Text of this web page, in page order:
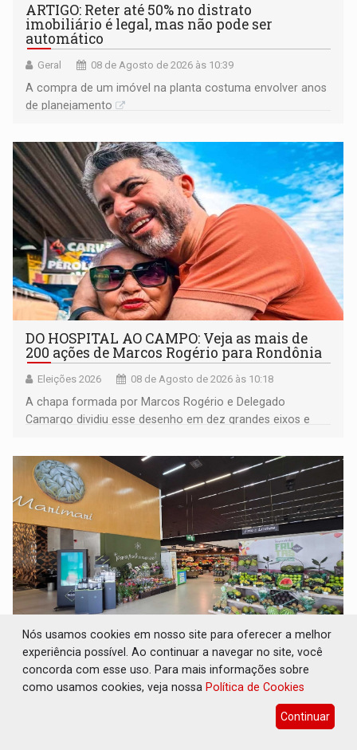
ARTIGO: Reter até 50% no distrato
imobiliário é legal, mas não pode ser
automático
Geral 08 de Agosto de 2026 às 10:39
A compra de um imóvel na planta costuma envolver anos
de planejamento
DO HOSPITAL AO CAMPO: Veja as mais de
200 ações de Marcos Rogério para Rondônia
Eleições 2026 08 de Agosto de 2026 às 10:18
A chapa formada por Marcos Rogério e Delegado
Camargo dividiu esse desenho em dez grandes eixos e
EXPANSÃO: Grupo Nova Era amplia
presença em PVH e transforma Aramix em
Super Nova Era
Unidade Arasuper da Av. Rio Madeira se torna primeira
Nós usamos cookies em nosso site para oferecer a melhor
experiência possível. Ao continuar a navegar no site, você
concorda com esse uso. Para mais informações sobre
como usamos cookies, veja nossa Política de Cookies
Continuar